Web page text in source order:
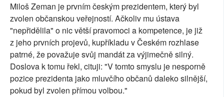
PŘÍSPĚVKY NA PROVOZ
SOCIÁLNÍ SÍTĚ
RUBRIKY
PLNÁ VERZE STRÁNEK
Miloš Zeman je prvním českým prezidentem, který byl
zvolen občanskou veřejností. Ačkoliv mu ústava
"nepřidělila" o nic větší pravomoci a kompetence, je již
z jeho prvních projevů, kupříkladu v Českém rozhlase
patrné, že považuje svůj mandát za výjimečně silný.
Doslova k tomu řekl, cituji: "V tomto smyslu je nesporně
pozice prezidenta jako mluvčího občanů daleko silnější,
pokud byl zvolen přímou volbou."